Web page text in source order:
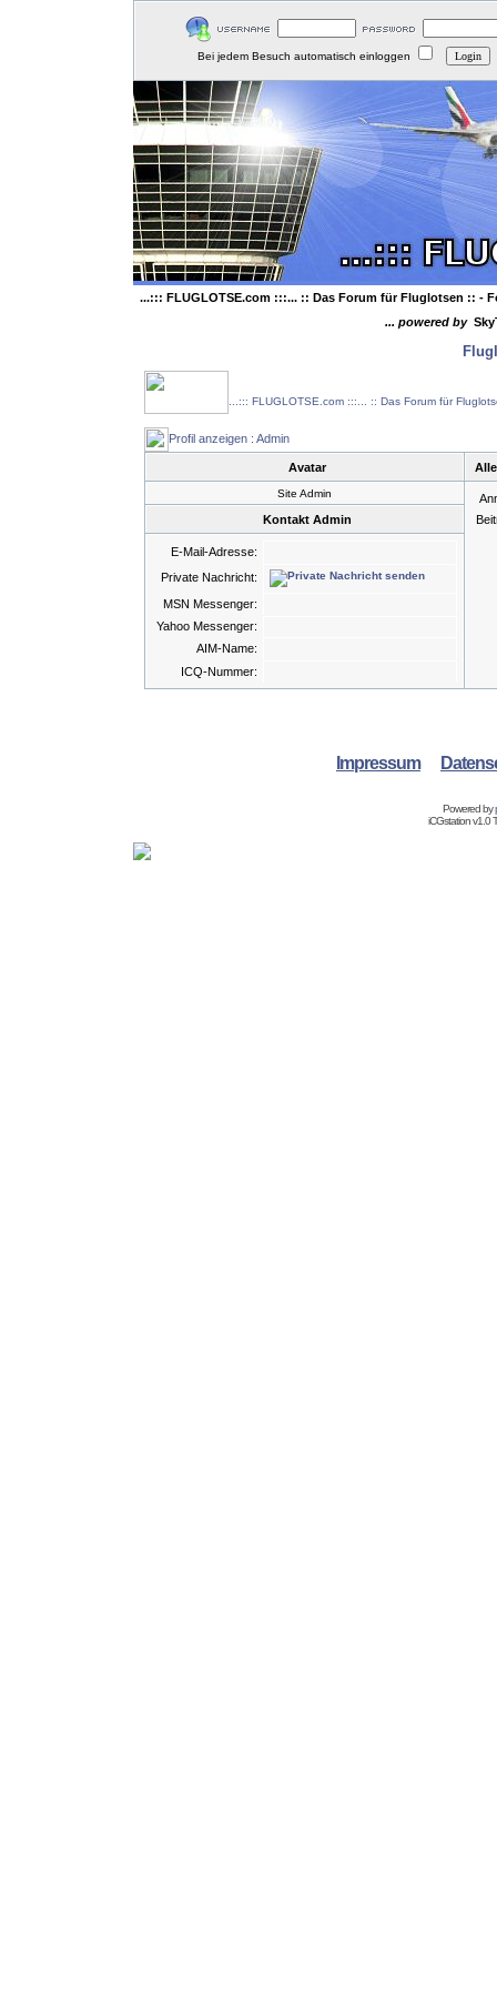
Bei jedem Besuch automatisch einloggen
...::: FLUGLOTSE.com :::... :: Das Forum für Fluglotsen :: -
... powered by
...::: FLUGLOTSE.com :::... :: Das Forum für
Profil anzeigen : Admin
Avatar
Site Admin
Kontakt Admin
E-Mail-Adresse:
Private Nachricht:
MSN Messenger:
Yahoo Messenger:
AIM-Name:
ICQ-Nummer:
Impressum
Powered by
iCGstation v1.0